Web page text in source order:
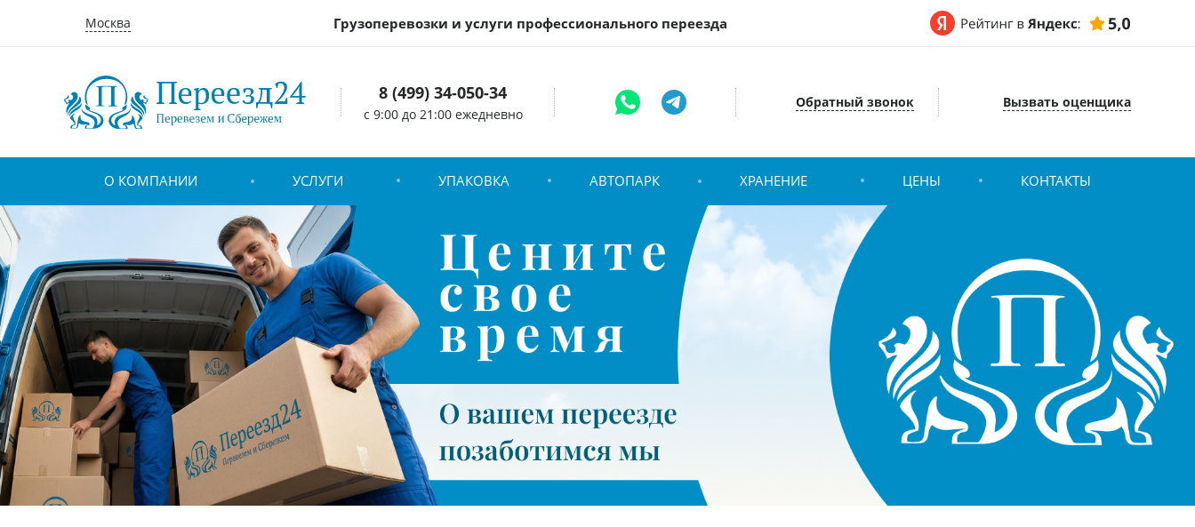
Москва Грузоперевозки и услуги профессионального переезда
8 (499) 34-050-34
c 9:00 до 21:00 ежедневно
Обратный звонок Вызвать оценщика
О КОМПАНИИ УСЛУГИ УПАКОВКА АВТОПАРК ХРАНЕНИЕ ЦЕНЫ КОНТАКТЫ